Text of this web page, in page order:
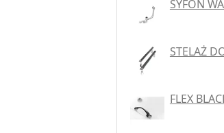
SYFON
STELAŻ
FLEX